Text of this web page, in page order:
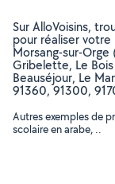
Sur AlloVoisins,
pour réaliser
Morsang-sur-Orge
Gribelette, Le
Beauséjour, Le
91360, 91300,
Autres exemples de
scolaire en arabe, ..